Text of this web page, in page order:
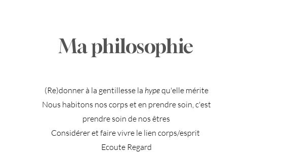
Ma philosophie
(Re)donner à la gentillesse la hypequ'elle mérite
Nous habitons nos corps et en prendre soin, c'est
prendre soin de nos êtres
Considérer et faire vivre le lien corps/esprit
Ecoute Regard